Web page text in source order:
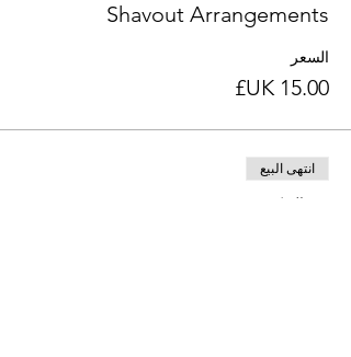
Shavout Arrangements
السعر
انتهى البيع
نوع التذكرة